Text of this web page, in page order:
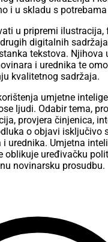
i u skladu s
u pripremi ilustracija,
digitalnih
tekstova. Njihova
i urednika te
kvalitetnog sadržaja.
umjetne
ljudi. Odabir tema,
provjera činjenica,
o objavi isključivo
urednika. Umjetna
oblikuje uređivačku
novinarsku prosudbu.